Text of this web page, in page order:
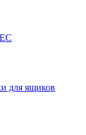
для ящиков